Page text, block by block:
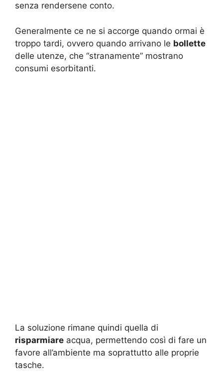
senza rendersene conto.
Generalmente ce ne si accorge quando ormai è
troppo tardi, ovvero quando arrivano le bollette
delle utenze, che “stranamente” mostrano
consumi esorbitanti.
La soluzione rimane quindi quella di
risparmiare acqua, permettendo così di fare un
favore all’ambiente ma soprattutto alle proprie
tasche.